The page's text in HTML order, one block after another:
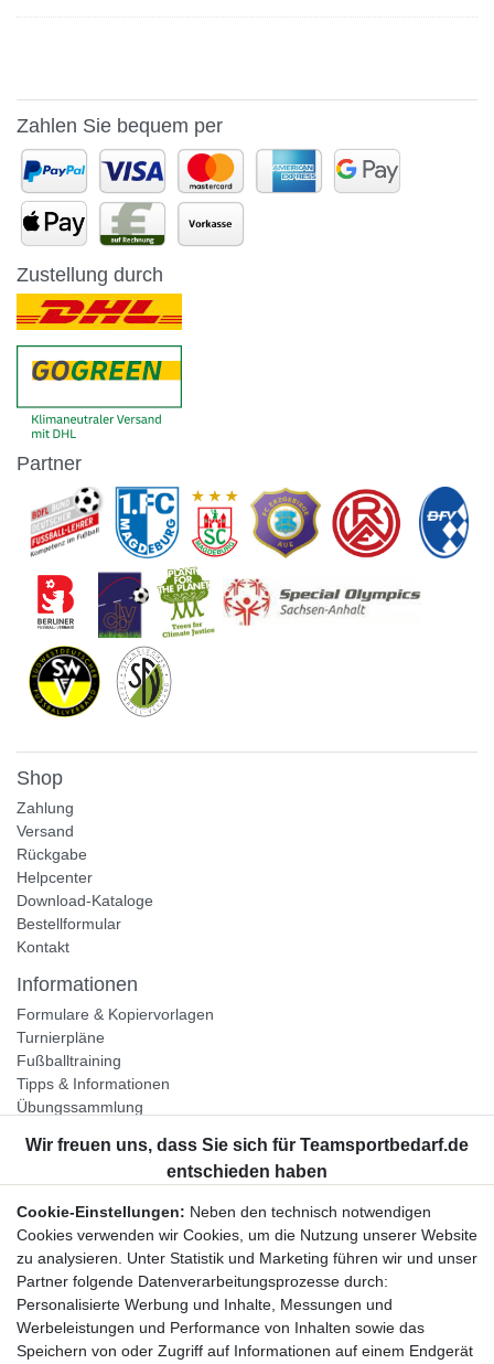
Zahlen Sie bequem per
Zustellung durch
Partner
Shop
Zahlung
Versand
Rückgabe
Helpcenter
Download-Kataloge
Bestellformular
Kontakt
Informationen
Formulare & Kopiervorlagen
Turnierpläne
Fußballtraining
Tipps & Informationen
Übungssammlung
Unternehmen
Widerrufsrecht
Bestellung widerrufen
Datenschutzerklärung
AGB
Impressum
Cookie-Einstellungen: Neben den technisch notwendigen
Cookies verwenden wir Cookies, um die Nutzung unserer Website
zu analysieren. Unter Statistik und Marketing führen wir und unser
Partner folgende Datenverarbeitungsprozesse durch:
Personalisierte Werbung und Inhalte, Messungen und
Werbeleistungen und Performance von Inhalten sowie das
Speichern von oder Zugriff auf Informationen auf einem Endgerät